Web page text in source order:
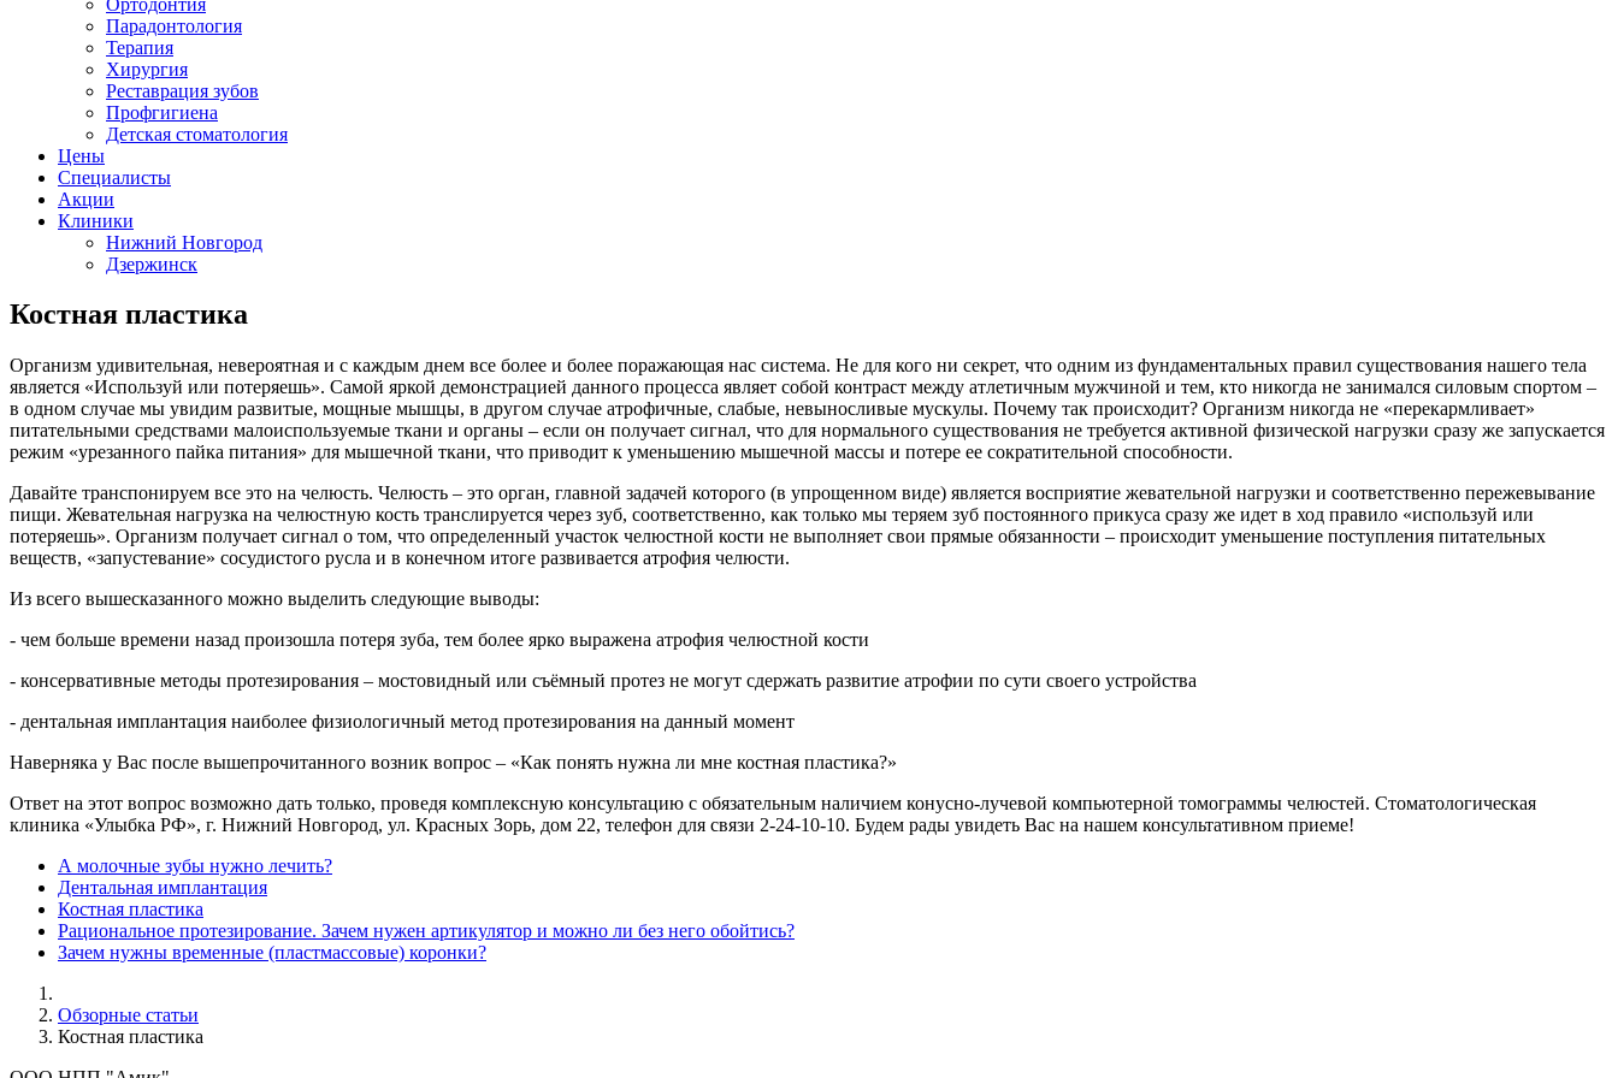
Парадонтология
Терапия
Хирургия
Реставрация зубов
Профгигиена
Детская стоматология
Цены
Специалисты
Акции
Клиники
Нижний Новгород
Дзержинск
Костная пластика
Организм удивительная, невероятная и с каждым днем все более и более поражающая нас система. Не для кого ни секрет, что одним из фундаментальных правил существования нашего тела
является «Используй или потеряешь». Самой яркой демонстрацией данного процесса являет собой контраст между атлетичным мужчиной и тем, кто никогда не занимался силовым спортом –
в одном случае мы увидим развитые, мощные мышцы, в другом случае атрофичные, слабые, невыносливые мускулы. Почему так происходит? Организм никогда не «перекармливает»
питательными средствами малоиспользуемые ткани и органы – если он получает сигнал, что для нормального существования не требуется активной физической нагрузки сразу же запускается
режим «урезанного пайка питания» для мышечной ткани, что приводит к уменьшению мышечной массы и потере ее сократительной способности.
Давайте транспонируем все это на челюсть. Челюсть – это орган, главной задачей которого (в упрощенном виде) является восприятие жевательной нагрузки и соответственно пережевывание
пищи. Жевательная нагрузка на челюстную кость транслируется через зуб, соответственно, как только мы теряем зуб постоянного прикуса сразу же идет в ход правило «используй или
потеряешь». Организм получает сигнал о том, что определенный участок челюстной кости не выполняет свои прямые обязанности – происходит уменьшение поступления питательных
веществ, «запустевание» сосудистого русла и в конечном итоге развивается атрофия челюсти.
Из всего вышесказанного можно выделить следующие выводы:
- чем больше времени назад произошла потеря зуба, тем более ярко выражена атрофия челюстной кости
- консервативные методы протезирования – мостовидный или съёмный протез не могут сдержать развитие атрофии по сути своего устройства
- дентальная имплантация наиболее физиологичный метод протезирования на данный момент
Наверняка у Вас после вышепрочитанного возник вопрос – «Как понять нужна ли мне костная пластика?»
Ответ на этот вопрос возможно дать только, проведя комплексную консультацию с обязательным наличием конусно-лучевой компьютерной томограммы челюстей. Стоматологическая
клиника «Улыбка РФ», г. Нижний Новгород, ул. Красных Зорь, дом 22, телефон для связи 2-24-10-10. Будем рады увидеть Вас на нашем консультативном приеме!
А молочные зубы нужно лечить?
Дентальная имплантация
Костная пластика
Рациональное протезирование. Зачем нужен артикулятор и можно ли без него обойтись?
Зачем нужны временные (пластмассовые) коронки?
Обзорные статьи
Костная пластика